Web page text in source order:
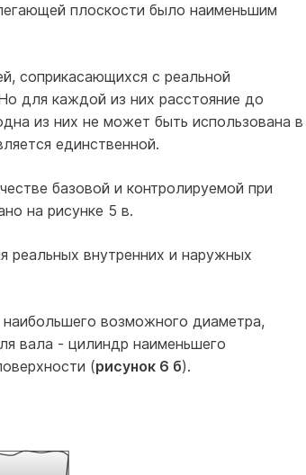
плоскости было наименьшим
соприкасающихся с реальной
для каждой из них расстояние до
из них не может быть использована в
единственной.
базовой и контролируемой при
на рисунке 5 в.
внутренних и наружных
возможного диаметра,
вала - цилиндр наименьшего
(рисунок 6 б).